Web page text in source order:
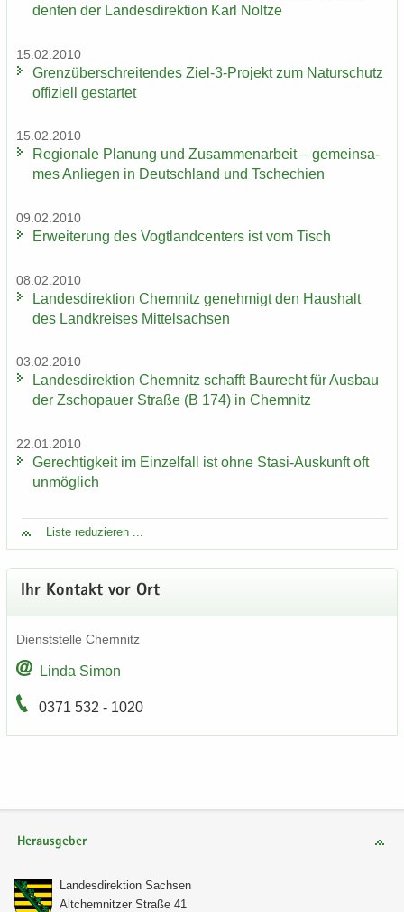
den­ten der Lan­des­di­rek­ti­on Karl Nolt­ze
15.02.2010
Grenz­über­schrei­ten­des Ziel-3-​Projekt zum Na­tur­schutz
of­fi­zi­ell ge­star­tet
15.02.2010
Re­gio­na­le Pla­nung und Zu­sam­men­ar­beit – ge­mein­sa­
mes An­lie­gen in Deutsch­land und Tsche­chi­en
09.02.2010
Er­wei­te­rung des Vogt­land­cen­ters ist vom Tisch
08.02.2010
Lan­des­di­rek­ti­on Chem­nitz ge­neh­migt den Haus­halt
des Land­krei­ses Mit­tel­sach­sen
03.02.2010
Lan­des­di­rek­ti­on Chem­nitz schafft Bau­recht für Aus­bau
der Zscho­pau­er Stra­ße (B 174) in Chem­nitz
22.01.2010
Ge­rech­tig­keit im Ein­zel­fall ist ohne Stasi-​Auskunft oft
un­mög­lich
Liste re­du­zie­ren ...
Ihr Kon­takt vor Ort
Dienst­stel­le Chem­nitz
Linda Simon
0371 532 - 1020
Herausgeber
Lan­des­di­rek­ti­on Sach­sen
Alt­chem­nit­zer Stra­ße 41